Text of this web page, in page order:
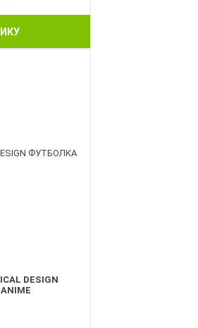
DESIGN